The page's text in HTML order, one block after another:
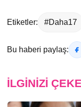
Etiketler: #Daha17
Bu haberi paylaş:
İLGINIZI